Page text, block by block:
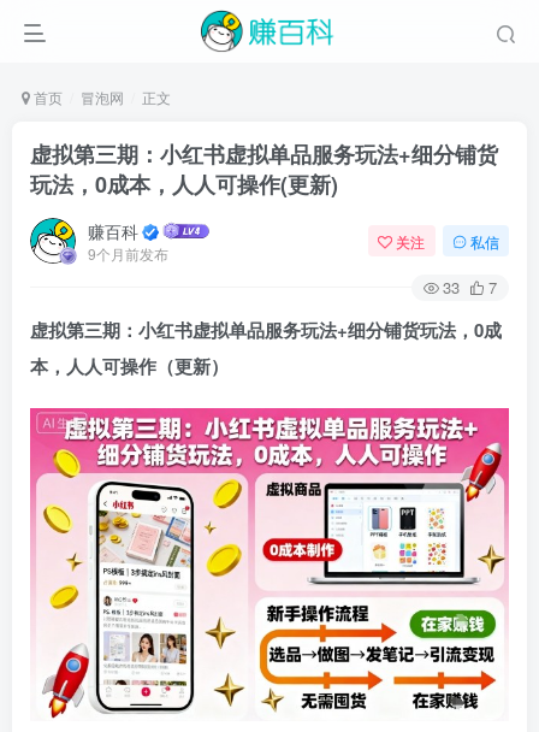
首页 冒泡网 正文
虚拟第三期：小红书虚拟单品服务玩法+细分铺货
玩法，0成本，人人可操作(更新)
赚百科
9个月前发布
关注 私信
33 7
虚拟第三期：小红书虚拟单品服务玩法+细分铺货玩法，0成
本，人人可操作（更新）